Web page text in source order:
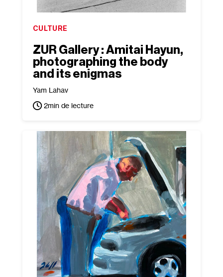
CULTURE
ZUR Gallery : Amitai Hayun,
photographing the body
and its enigmas
Yam Lahav
2min de lecture